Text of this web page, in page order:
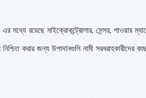
মধ্যে রয়েছে মাইক্রোকন্ট্রোলার, সেন্সর, পাওয়ার
করার জন্য উপাদানগুলি নামী সরবরাহকারীদের